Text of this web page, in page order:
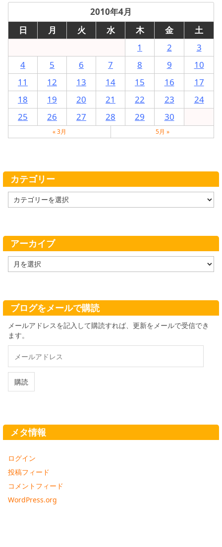
2010年4月
日
月 火 水 木 金
土
1
2
3
4
5 6 7 8 9
10
11
12 13 14 15 16
17
18
19 20 21 22 23
24
25
26 27 28 29 30
« 3月 5月 »
カテゴリー
テ
ー
アーカイブ
ー
ブ
ブログをメールで購読
メールアドレスを記入して購読すれば、更新をメールで受信でき
ます。
ル
ド
購読
メタ情報
ログイン
投稿フィード
コメントフィード
WordPress.org